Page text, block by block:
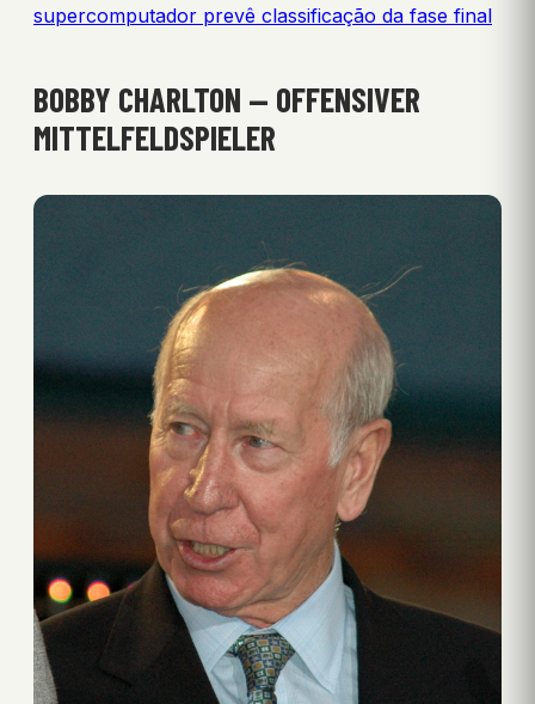
supercomputador prevê classificação da fase final
BOBBY CHARLTON — OFFENSIVER
MITTELFELDSPIELER